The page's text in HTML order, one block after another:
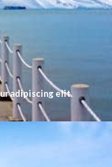
adipiscing elit.